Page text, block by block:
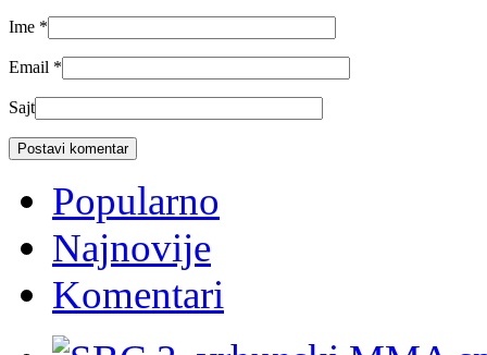
Ime *
Email *
Sajt
Popularno
Najnovije
Komentari